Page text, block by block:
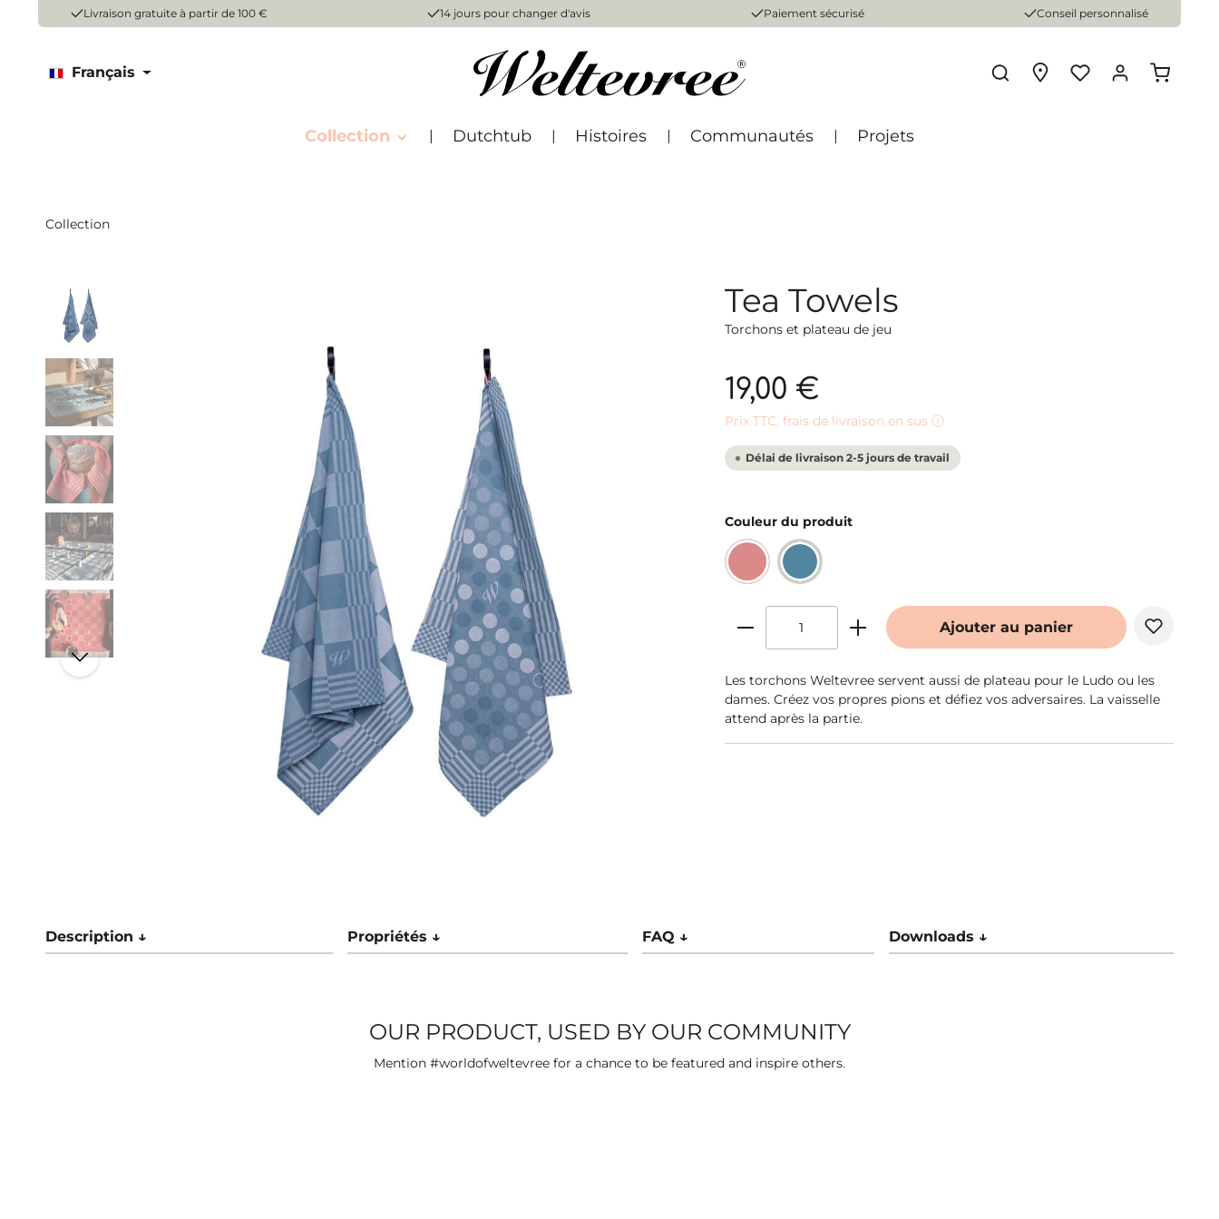
Livraison gratuite à partir de 100 € 14 jours pour changer d'avis Paiement sécurisé Conseil personnalisé
Français
Collection Dutchtub Histoires Communautés Projets
Collection
Tea Towels
Torchons et plateau de jeu
19,00 €
Prix TTC, frais de livraison en sus ⓘ
Délai de livraison 2-5 jours de travail
Couleur du produit
Ajouter au panier
Les torchons Weltevree servent aussi de plateau pour le Ludo ou les
dames. Créez vos propres pions et défiez vos adversaires. La vaisselle
attend après la partie.
Description ↓ Propriétés ↓ FAQ ↓ Downloads ↓
OUR PRODUCT, USED BY OUR COMMUNITY
Mention #worldofweltevree for a chance to be featured and inspire others.